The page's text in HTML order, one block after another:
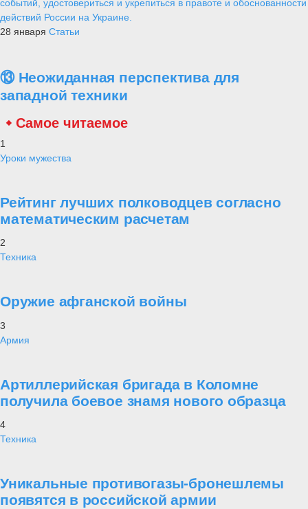
событий, удостовериться и укрепиться в правоте и обоснованности
действий России на Украине.
28 января Статьи
⑬ Неожиданная перспектива для
западной техники
Самое читаемое
1
Уроки мужества
Рейтинг лучших полководцев согласно
математическим расчетам
2
Техника
Оружие афганской войны
3
Армия
Артиллерийская бригада в Коломне
получила боевое знамя нового образца
4
Техника
Уникальные противогазы-бронешлемы
появятся в российской армии